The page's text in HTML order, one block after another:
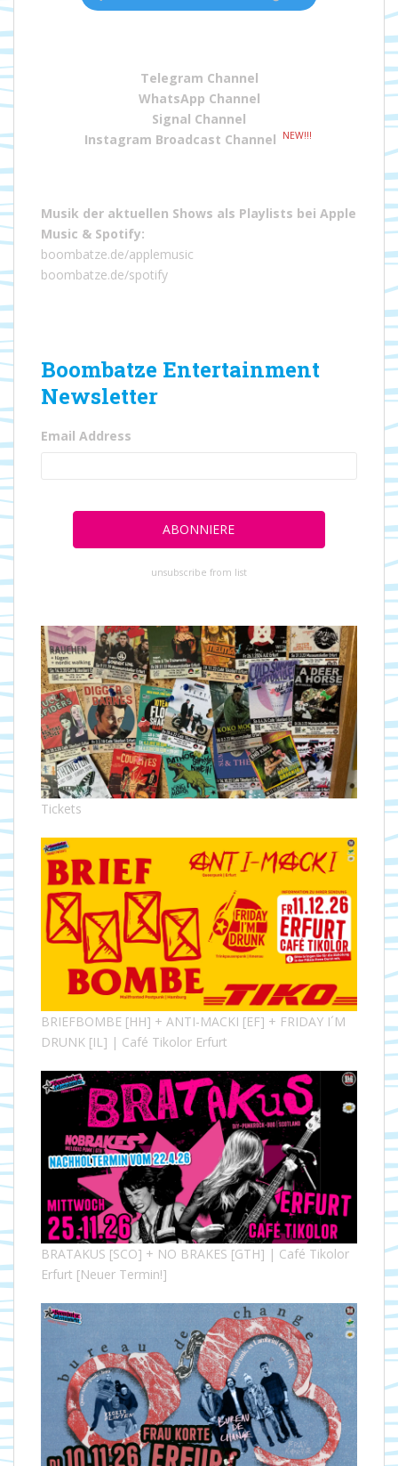
Telegram Channel
WhatsApp Channel
Signal Channel
Instagram Broadcast Channel
NEW!!!
Musik der aktuellen Shows als Playlists bei Apple
Music & Spotify:
boombatze.de/applemusic
boombatze.de/spotify
Boombatze Entertainment
Newsletter
Email Address
unsubscribe from list
Tickets
BRIEFBOMBE [HH] + ANTI-MACKI [EF] + FRIDAY I´M
DRUNK [IL] | Café Tikolor Erfurt
BRATAKUS [SCO] + NO BRAKES [GTH] | Café Tikolor
Erfurt [Neuer Termin!]